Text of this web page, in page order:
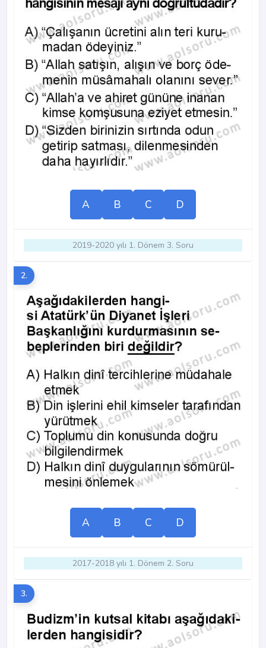
A B C D
2019-2020 yılı 1. Dönem 3. Soru
2.
A B C D
2017-2018 yılı 1. Dönem 2. Soru
3.